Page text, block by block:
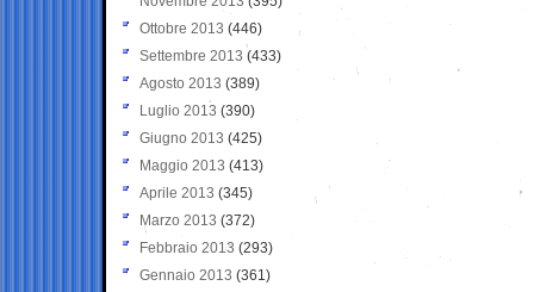
Ottobre 2013 (446)
Settembre 2013 (433)
Agosto 2013 (389)
Luglio 2013 (390)
Giugno 2013 (425)
Maggio 2013 (413)
Aprile 2013 (345)
Marzo 2013 (372)
Febbraio 2013 (293)
Gennaio 2013 (361)